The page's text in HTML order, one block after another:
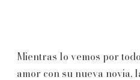
Mientras lo vemos por
amor con su nueva novia,